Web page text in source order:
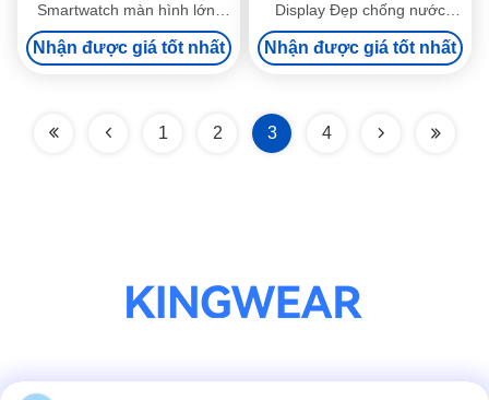
Smartwatch màn hình lớn,
Slim Fitness Tracker
Smartwatch màn hình lớn
Nhận được giá tốt nhất
Display Đẹp chống nước
Đồng hồ thể dục
Nhận được giá tốt nhất
1 2 3 4